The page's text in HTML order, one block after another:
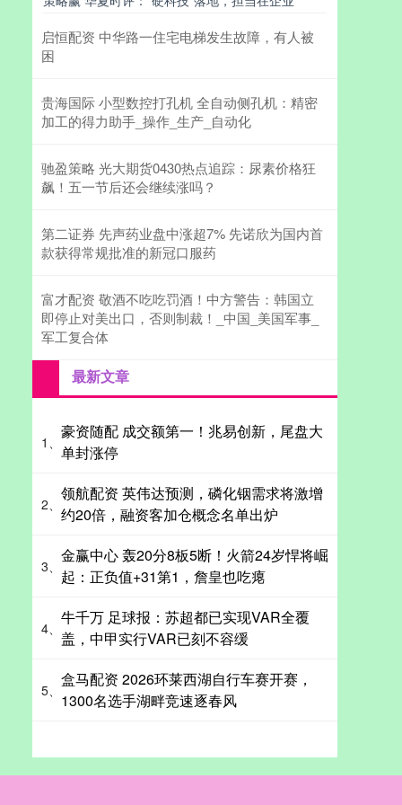
启恒配资 中华路一住宅电梯发生故障，有人被
困
贵海国际 小型数控打孔机 全自动侧孔机：精密
加工的得力助手_操作_生产_自动化
驰盈策略 光大期货0430热点追踪：尿素价格狂
飙！五一节后还会继续涨吗？
第二证券 先声药业盘中涨超7% 先诺欣为国内首
款获得常规批准的新冠口服药
富才配资 敬酒不吃吃罚酒！中方警告：韩国立
即停止对美出口，否则制裁！_中国_美国军事_
军工复合体
最新文章
1、
豪资随配 成交额第一！兆易创新，尾盘大
单封涨停
2、
领航配资 英伟达预测，磷化铟需求将激增
约20倍，融资客加仓概念名单出炉
3、
金赢中心 轰20分8板5断！火箭24岁悍将崛
起：正负值+31第1，詹皇也吃瘪
4、
牛千万 足球报：苏超都已实现VAR全覆
盖，中甲实行VAR已刻不容缓
5、
盒马配资 2026环莱西湖自行车赛开赛，
1300名选手湖畔竞速逐春风